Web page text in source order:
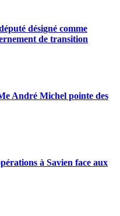
désigné comme
de transition
André Michel pointe des
à Savien face aux